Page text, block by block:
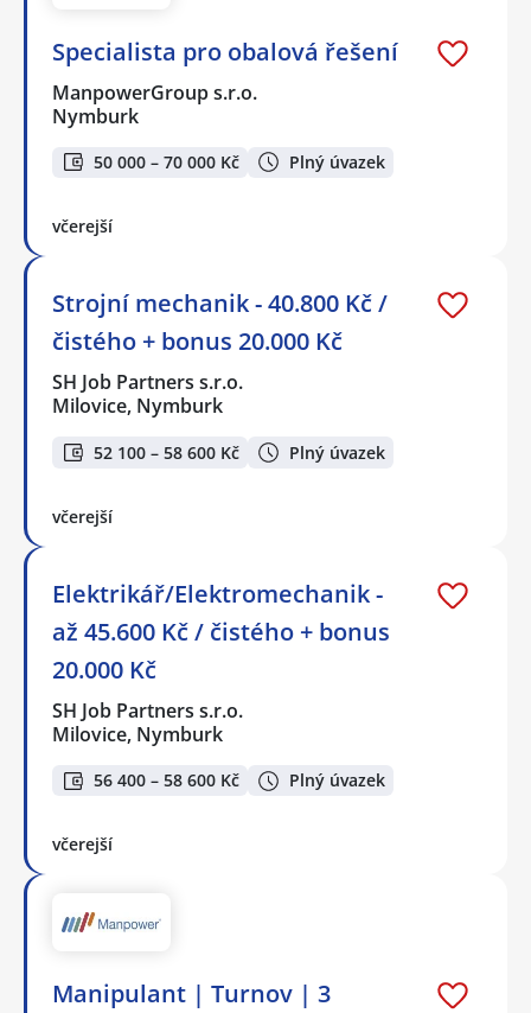
Specialista pro obalová řešení
ManpowerGroup s.r.o.
Nymburk
50 000 – 70 000 Kč Plný úvazek
včerejší
Strojní mechanik - 40.800 Kč /
čistého + bonus 20.000 Kč
SH Job Partners s.r.o.
Milovice, Nymburk
52 100 – 58 600 Kč Plný úvazek
včerejší
Elektrikář/Elektromechanik -
až 45.600 Kč / čistého + bonus
20.000 Kč
SH Job Partners s.r.o.
Milovice, Nymburk
56 400 – 58 600 Kč Plný úvazek
včerejší
Manipulant | Turnov | 3